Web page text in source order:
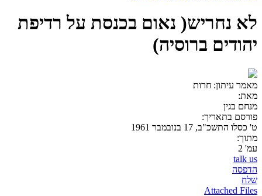
לא נחריש( נאום בכנסת על רדיפת
יהודים ברוסיה)
מאמר עיתון: חרות
מאת:
מנחם בגין
פורסם בתאריך:
ט' כסלו התשכ"ב, 17 בנובמבר 1961
מתוך:
עמ' 2
talk us
הדפסה
שלח
Attached Files